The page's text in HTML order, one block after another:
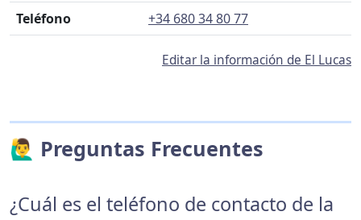
Teléfono
+34 680 34 80 77
Editar la información de El Lucas
🙋‍♂️ Preguntas Frecuentes
¿Cuál es el teléfono de contacto de la